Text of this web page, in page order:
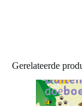
Gerelateerde